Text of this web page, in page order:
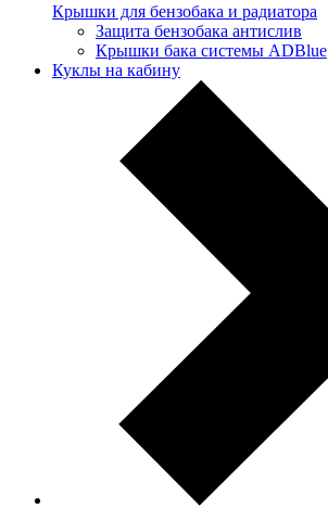
Крышки для бензобака и радиатора
Защита бензобака антислив
Крышки бака системы ADBlue
Куклы на кабину